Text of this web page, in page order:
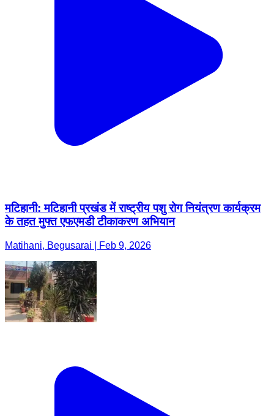
मटिहानी: मटिहानी प्रखंड में राष्ट्रीय पशु रोग नियंत्रण कार्यक्रम
के तहत मुफ्त एफएमडी टीकाकरण अभियान
Matihani, Begusarai | Feb 9, 2026